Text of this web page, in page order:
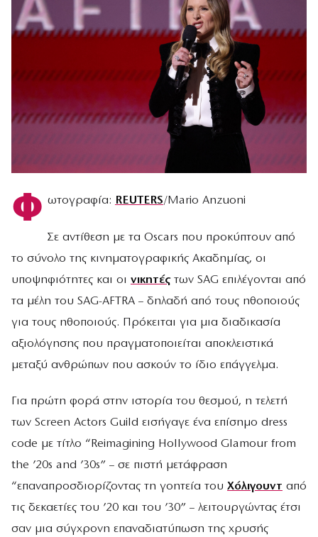
Φ ωτογραφία: REUTERS/Mario Anzuoni
Σε αντίθεση με τα Oscars που προκύπτουν από
το σύνολο της κινηματογραφικής Ακαδημίας, οι
υποψηφιότητες και οι νικητέςτων SAG επιλέγονται από
τα μέλη του SAG-AFTRA – δηλαδή από τους ηθοποιούς
για τους ηθοποιούς. Πρόκειται για μια διαδικασία
αξιολόγησης που πραγματοποιείται αποκλειστικά
μεταξύ ανθρώπων που ασκούν το ίδιο επάγγελμα.
Για πρώτη φορά στην ιστορία του θεσμού, η τελετή
των Screen Actors Guild εισήγαγε ένα επίσημο dress
code με τίτλο “Reimagining Hollywood Glamour from
the ’20s and ’30s” – σε πιστή μετάφραση
“επαναπροσδιορίζοντας τη γοητεία του Χόλιγουντ από
τις δεκαετίες του ’20 και του ’30” – λειτουργώντας έτσι
σαν μια σύγχρονη επαναδιατύπωση της χρυσής